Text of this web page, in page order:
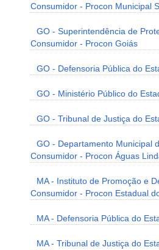
Consumidor - Procon Municipal
GO - Superintendência de
Consumidor - Procon Goiás
GO - Defensoria Pública do
GO - Ministério Público do
GO - Tribunal de Justiça do
GO - Departamento Municipal
Consumidor - Procon Águas
MA - Instituto de Promoção e
Consumidor - Procon Estadual
MA - Defensoria Pública do
MA - Tribunal de Justiça do